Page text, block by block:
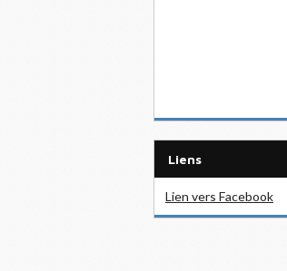
Liens
Lien vers Facebook